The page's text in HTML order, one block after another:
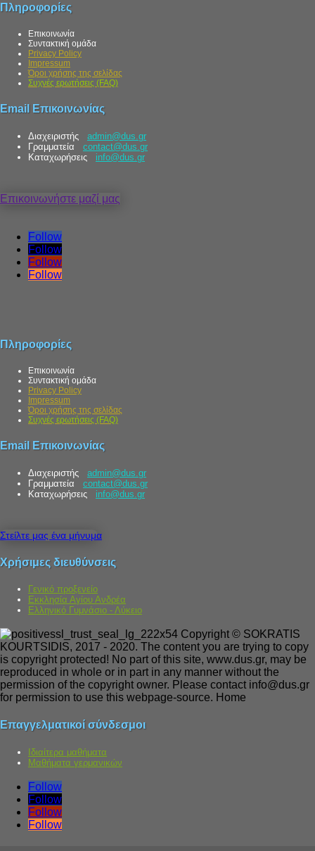
Πληροφορίες
Επικοινωνία
Συντακτική ομάδα
Privacy Policy
Impressum
Όροι χρήσης της σελίδας
Συχνές ερωτήσεις (FAQ)
Email Επικοινωνίας
Διαχειριστής admin@dus.gr
Γραμματεία contact@dus.gr
Καταχωρήσεις info@dus.gr
Επικοινωνήστε μαζί μας
Follow
Follow
Follow
Follow
Πληροφορίες
Επικοινωνία
Συντακτική ομάδα
Privacy Policy
Impressum
Όροι χρήσης της σελίδας
Συχνές ερωτήσεις (FAQ)
Email Επικοινωνίας
Διαχειριστής admin@dus.gr
Γραμματεία contact@dus.gr
Καταχωρήσεις info@dus.gr
Στείλτε μας ένα μήνυμα
Χρήσιμες διευθύνσεις
Γενικό προξενείο
Εκκλησία Αγίου Ανδρέα
Ελληνικό Γυμνάσιο - Λύκειο
Επαγγελματικοί σύνδεσμοι
Ιδιαίτερα μαθήματα
Μαθήματα γερμανικών
Follow
Follow
Follow
Follow